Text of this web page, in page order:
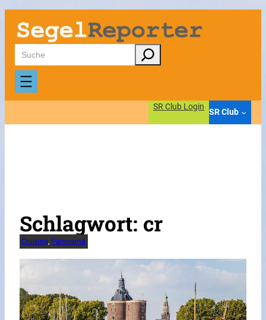
Zum
Inhalt
springen
Suchen
SR Club Login
SR Club
Schlagwort: cr
Cruising, Panorama